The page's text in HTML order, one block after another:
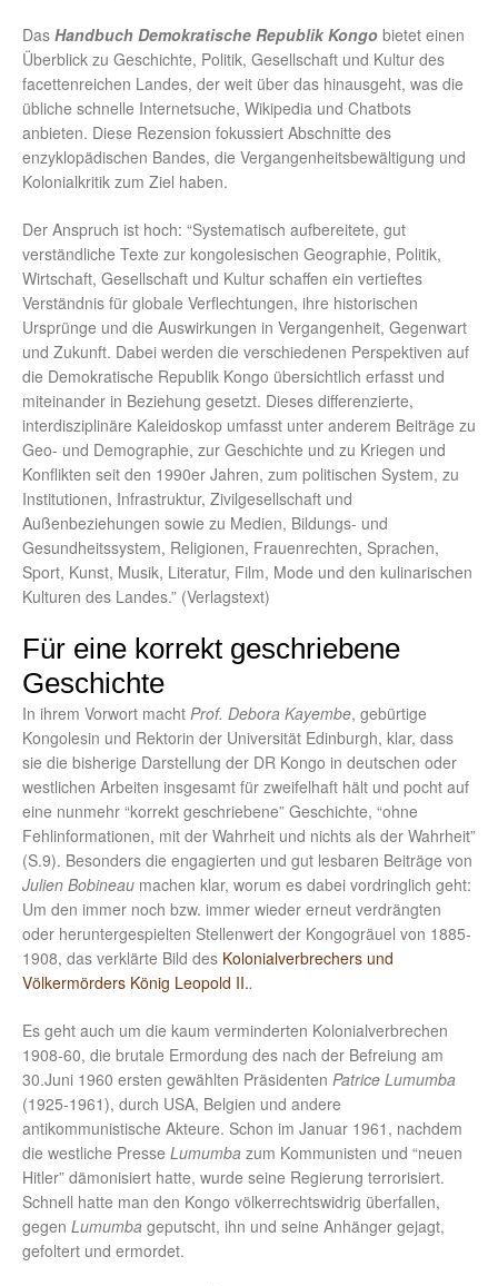
Das Handbuch Demokratische Republik Kongo bietet einen
Überblick zu Geschichte, Politik, Gesellschaft und Kultur des
facettenreichen Landes, der weit über das hinausgeht, was die
übliche schnelle Internetsuche, Wikipedia und Chatbots
anbieten. Diese Rezension fokussiert Abschnitte des
enzyklopädischen Bandes, die Vergangenheitsbewältigung und
Kolonialkritik zum Ziel haben.
Der Anspruch ist hoch: “Systematisch aufbereitete, gut
verständliche Texte zur kongolesischen Geographie, Politik,
Wirtschaft, Gesellschaft und Kultur schaffen ein vertieftes
Verständnis für globale Verflechtungen, ihre historischen
Ursprünge und die Auswirkungen in Vergangenheit, Gegenwart
und Zukunft. Dabei werden die verschiedenen Perspektiven auf
die Demokratische Republik Kongo übersichtlich erfasst und
miteinander in Beziehung gesetzt. Dieses differenzierte,
interdisziplinäre Kaleidoskop umfasst unter anderem Beiträge zu
Geo- und Demographie, zur Geschichte und zu Kriegen und
Konflikten seit den 1990er Jahren, zum politischen System, zu
Institutionen, Infrastruktur, Zivilgesellschaft und
Außenbeziehungen sowie zu Medien, Bildungs- und
Gesundheitssystem, Religionen, Frauenrechten, Sprachen,
Sport, Kunst, Musik, Literatur, Film, Mode und den kulinarischen
Kulturen des Landes.” (Verlagstext)
Für eine korrekt geschriebene
Geschichte
In ihrem Vorwort macht Prof. Debora Kayembe, gebürtige
Kongolesin und Rektorin der Universität Edinburgh, klar, dass
sie die bisherige Darstellung der DR Kongo in deutschen oder
westlichen Arbeiten insgesamt für zweifelhaft hält und pocht auf
eine nunmehr “korrekt geschriebene” Geschichte, “ohne
Fehlinformationen, mit der Wahrheit und nichts als der Wahrheit”
(S.9). Besonders die engagierten und gut lesbaren Beiträge von
Julien Bobineau machen klar, worum es dabei vordringlich geht:
Um den immer noch bzw. immer wieder erneut verdrängten
oder heruntergespielten Stellenwert der Kongogräuel von 1885-
1908, das verklärte Bild des Kolonialverbrechers und
Völkermörders König Leopold II..
Es geht auch um die kaum verminderten Kolonialverbrechen
1908-60, die brutale Ermordung des nach der Befreiung am
30.Juni 1960 ersten gewählten Präsidenten Patrice Lumumba
(1925-1961), durch USA, Belgien und andere
antikommunistische Akteure. Schon im Januar 1961, nachdem
die westliche Presse Lumumba zum Kommunisten und “neuen
Hitler” dämonisiert hatte, wurde seine Regierung terrorisiert.
Schnell hatte man den Kongo völkerrechtswidrig überfallen,
gegen Lumumba geputscht, ihn und seine Anhänger gejagt,
gefoltert und ermordet.